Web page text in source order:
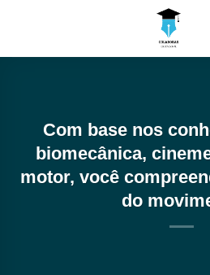
Com base nos
biomecânica,
motor, você
do